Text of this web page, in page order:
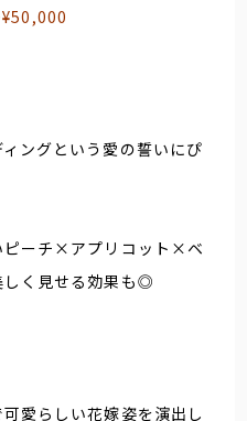
¥50,000
ングという愛の誓いにぴ
ピーチ×アプリコット×ベ
しく見せる効果も◎
愛らしい花嫁姿を演出し